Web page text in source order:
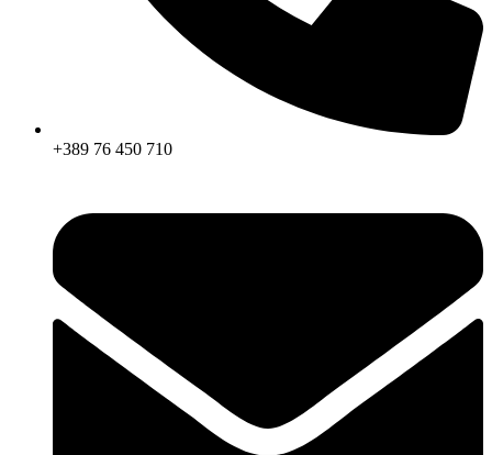
+389 76 450 710